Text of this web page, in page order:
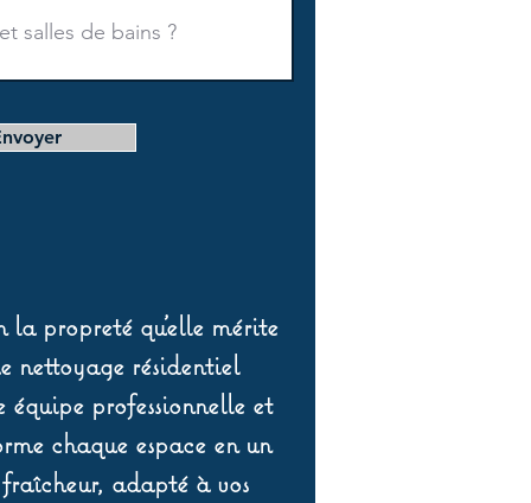
propreté qu’elle mérite
nettoyage résidentiel
professionnelle et
chaque espace en un
adapté à vos